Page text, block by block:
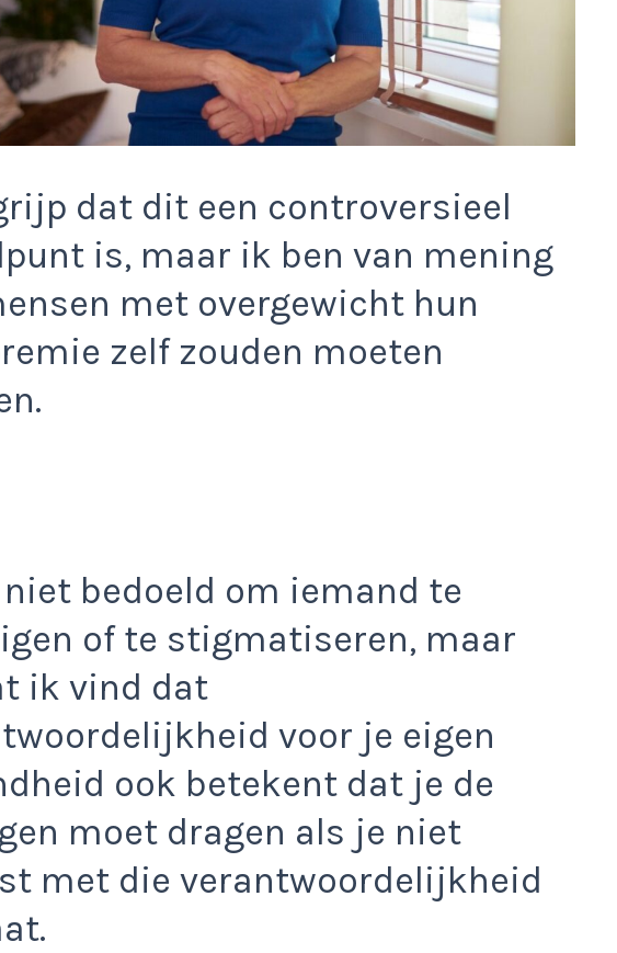
dat dit een controversieel
is, maar ik ben van mening
met overgewicht hun
zelf zouden moeten
bedoeld om iemand te
of te stigmatiseren, maar
ik vind dat
voor je eigen
ook betekent dat je de
moet dragen als je niet
met die verantwoordelijkheid